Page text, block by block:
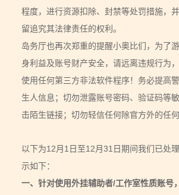
程度，进行资源扣除、封禁等处罚措施，
留追究其法律责任的权利。
岛务厅也再次郑重的提醒小奥比们，为了
身利益及账号财产安全，请远离违规行为
使用任何第三方非法软件程序！务必提高
生人信息；切勿泄露账号密码、验证码等
击陌生链接；切勿轻信任何除官方外的任何
以下为12月1日至12月31日期间我们已处
示如下：
一、针对使用外挂辅助者/工作室性质账号